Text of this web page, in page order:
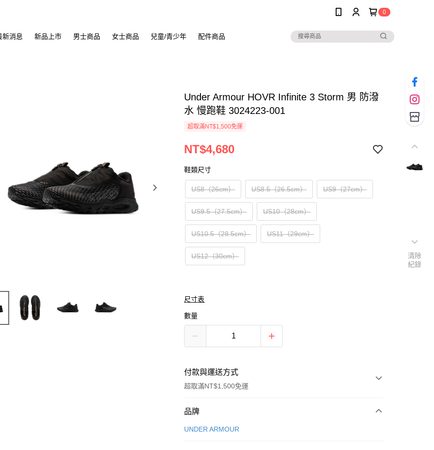
0
新消息 新品上市 男士商品 女士商品 兒童/青少年 配件商品
Under Armour HOVR Infinite 3 Storm 男 防潑
水 慢跑鞋 3024223-001
超取滿NT$1,500免運
NT$4,680
鞋類尺寸
US8（26cm） US8.5（26.5cm） US9（27cm）
US9.5（27.5cm） US10（28cm）
US10.5（28.5cm） US11（29cm）
US12（30cm）
尺寸表
數量
付款與運送方式
超取滿NT$1,500免運
付款方式
信用卡一次付款
品牌
UNDER ARMOUR
清除
紀錄